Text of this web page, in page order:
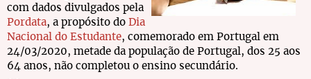
com dados divulgados pela
Pordata, a propósito do Dia
Nacional do Estudante, comemorado em Portugal em
24/03/2020, metade da população de Portugal, dos 25 aos
64 anos, não completou o ensino secundário.